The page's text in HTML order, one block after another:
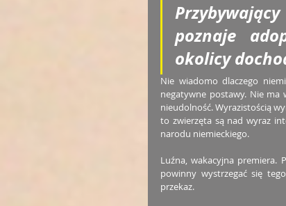
poznaje
okolicy
Nie wiadomo dlaczego
negatywne postawy. Nie ma
nieudolność. Wyrazistością
to zwierzęta są nad wyraz
narodu niemieckiego.
Luźna, wakacyjna premiera.
powinny wystrzegać się
przekaz.